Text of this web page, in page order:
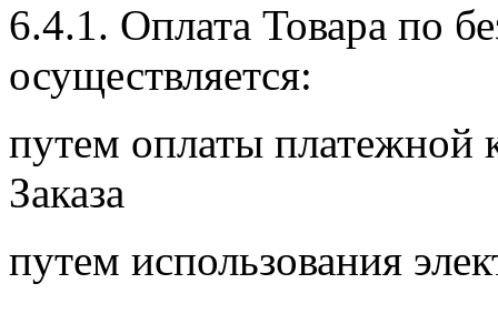
6.4.1. Оплата Товара по
осуществляется:
путем оплаты платежной
Заказа
путем использования